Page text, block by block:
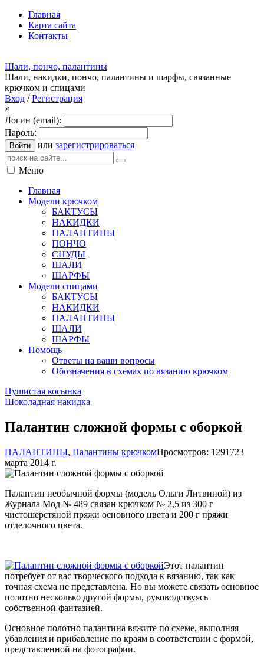
Главная
Карта сайта
Контакты
Шали, пончо, палантины
Шали, накидки, пончо, палантины и шарфы, связанные
крючком и спицами
Вход /Регистрация
×
Логин (email):
Пароль:
Войти или зарегистрироваться
Меню
Главная
Модели крючком
БАКТУСЫ
НАКИДКИ
ПАЛАНТИНЫ
ПОНЧО
СНУДЫ
ШАЛИ
ШАРФЫ
Модели спицами
БАКТУСЫ
НАКИДКИ
ПАЛАНТИНЫ
ШАЛИ
ШАРФЫ
Помощь
Ответы на ваши вопросы
Обозначения в схемах по вязанию крючком
Пушистая косынка
Шоколадная накидка
Палантин сложной формы с оборкой
ПАЛАНТИНЫ, Палантины крючкомПросмотров: 1291723
марта 2014 г.
Палантин необычной формы (модель Ольги Литвиной) из
Журнала Мод № 489 связан крючком № 2,5 из 300 г
чистошерстяной пряжи основного цвета и 200 г пряжи
отделочного цвета.
Этот палантин
потребует от вас творческого подхода к вязанию, так как
точная схема не представлена. Но вы можете связать основное
полотно несколько другой формы, руководствуясь
собственной фантазией.
Основное полотно палантина вяжите по схеме, выполняя
убавления и прибавление по краям в соответствии с формой,
представленной на фотографии.